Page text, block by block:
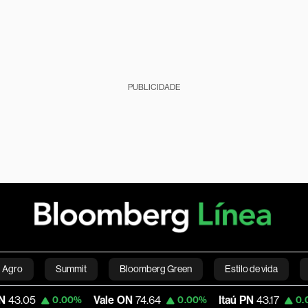
PUBLICIDADE
Agro Summit Bloomberg Green Estilo de vida
pessoais Viagens Internacional Brasil
0.00% Vale ON 74.64 0.00% Itaú PN 43.17 0.00%